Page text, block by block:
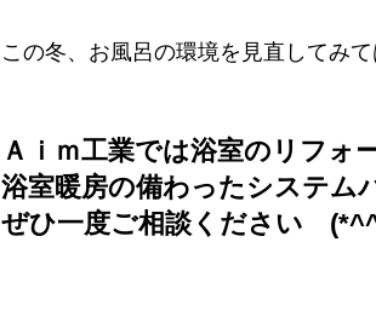
この冬、お風呂の環境を見直してみ
Ａｉｍ工業では浴室のリフォ
浴室暖房の備わったシステム
ぜひ一度ご相談ください　